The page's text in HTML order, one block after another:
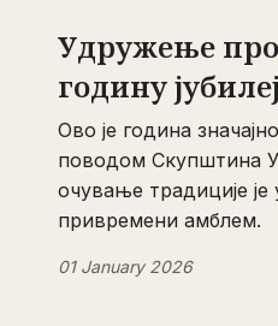
Удружење
годину
Ово је година
поводом Скупштина
очување традиције је
привремени амблем.
01 January 2026